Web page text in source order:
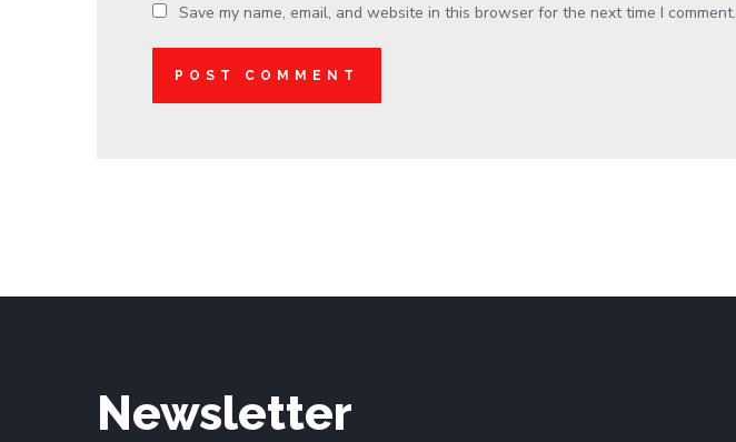
Save my name, email, and website in this browser for the next time I comment.
Newsletter